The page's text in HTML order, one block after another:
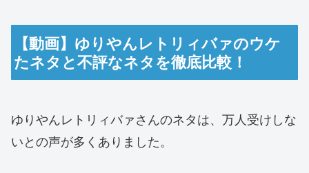
【動画】ゆりやんレトリィバァのウケ
たネタと不評なネタを徹底比較！
ゆりやんレトリィバァさんのネタは、万人受けしな
いとの声が多くありました。